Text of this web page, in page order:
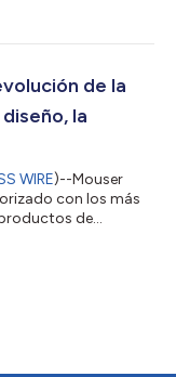
Urban
aéreade la
la
WIRE)--Mouser
con los más
de
de la
aditiva,